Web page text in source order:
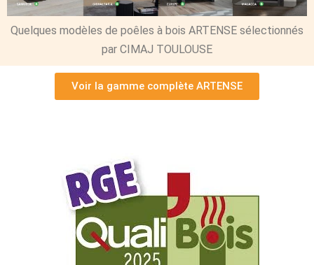
Quelques modèles de poêles à bois ARTENSE sélectionnés
par CIMAJ TOULOUSE
Voir la gamme complète ARTENSE